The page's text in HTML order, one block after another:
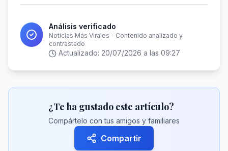
Análisis verificado
Noticias Más Virales - Contenido analizado y
contrastado
Actualizado: 20/07/2026 a las 09:27
¿Te ha gustado este artículo?
Compártelo con tus amigos y familiares
Compartir